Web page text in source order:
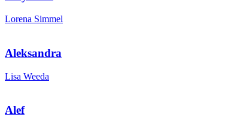
Lorena Simmel
Aleksandra
Lisa Weeda
Alef